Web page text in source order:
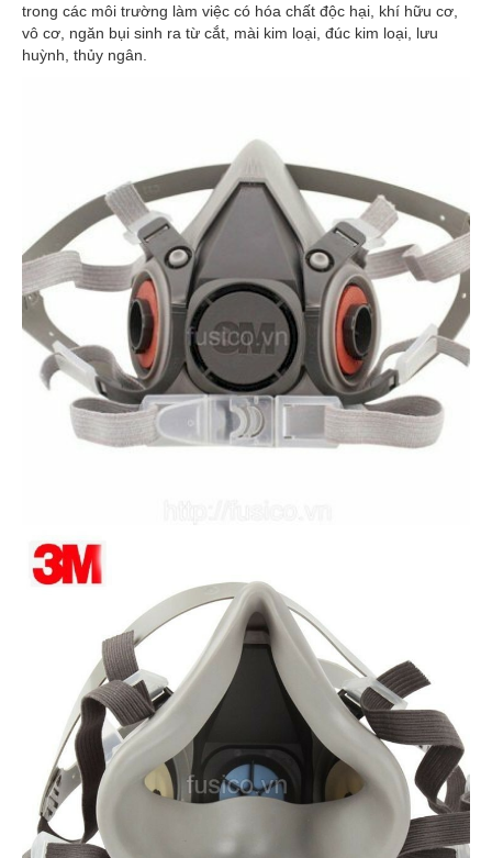
trong các môi trường làm việc có hóa chất độc hại, khí hữu cơ,
vô cơ, ngăn bụi sinh ra từ cắt, mài kim loại, đúc kim loại, lưu
huỳnh, thủy ngân.